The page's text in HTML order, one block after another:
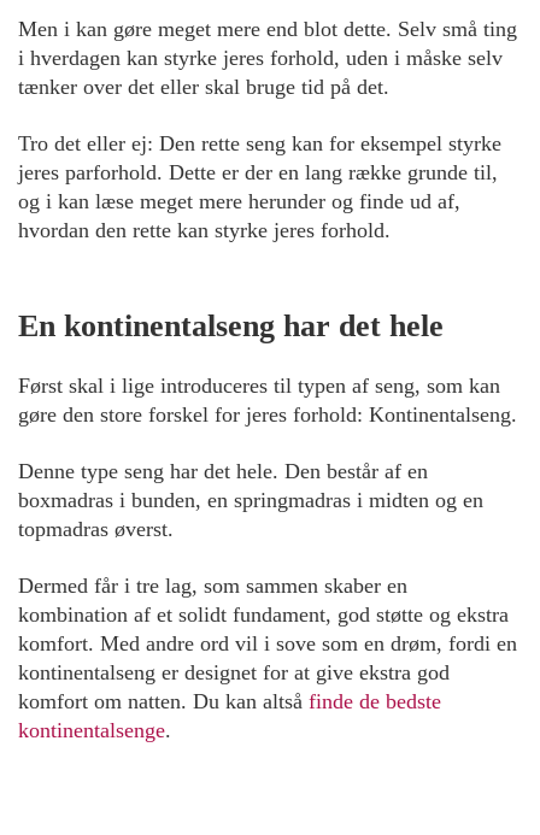
Men i kan gøre meget mere end blot dette. Selv små ting
i hverdagen kan styrke jeres forhold, uden i måske selv
tænker over det eller skal bruge tid på det.
Tro det eller ej: Den rette seng kan for eksempel styrke
jeres parforhold. Dette er der en lang række grunde til,
og i kan læse meget mere herunder og finde ud af,
hvordan den rette kan styrke jeres forhold.
En kontinentalseng har det hele
Først skal i lige introduceres til typen af seng, som kan
gøre den store forskel for jeres forhold: Kontinentalseng.
Denne type seng har det hele. Den består af en
boxmadras i bunden, en springmadras i midten og en
topmadras øverst.
Dermed får i tre lag, som sammen skaber en
kombination af et solidt fundament, god støtte og ekstra
komfort. Med andre ord vil i sove som en drøm, fordi en
kontinentalseng er designet for at give ekstra god
komfort om natten. Du kan altså finde de bedste
kontinentalsenge.